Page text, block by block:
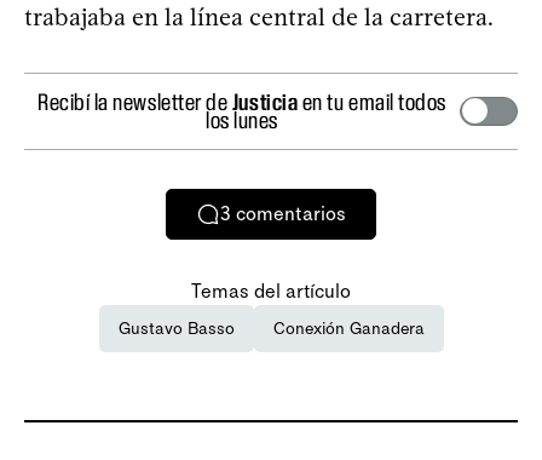
trabajaba en la línea central de la carretera.
Recibí la newsletter deJusticiaen tu email todos
los lunes
3 comentarios
Temas del artículo
Gustavo Basso Conexión Ganadera